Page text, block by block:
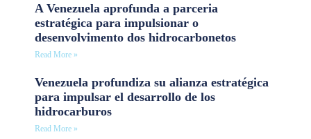
A Venezuela aprofunda a parceria
estratégica para impulsionar o
desenvolvimento dos hidrocarbonetos
Read More »
Venezuela profundiza su alianza estratégica
para impulsar el desarrollo de los
hidrocarburos
Read More »